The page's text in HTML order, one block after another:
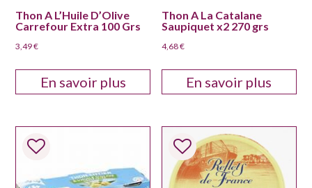
Thon A L’Huile D’Olive
Carrefour Extra 100 Grs
3,49€
En savoir plus
Thon A La Catalane
Saupiquet x2 270 grs
4,68€
En savoir plus